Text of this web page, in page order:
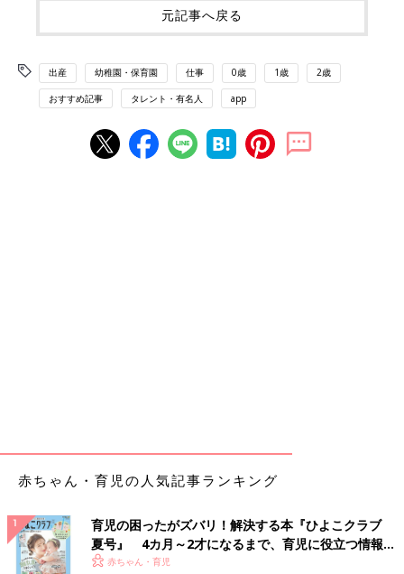
元記事へ戻る
出産 幼稚園・保育園 仕事 0歳 1歳 2歳
おすすめ記事 タレント・有名人 app
赤ちゃん・育児の人気記事ランキング
育児の困ったがズバリ！解決する本『ひよこクラブ
夏号』 4カ月～2才になるまで、育児に役立つ情報が
いっぱい！
赤ちゃん・育児